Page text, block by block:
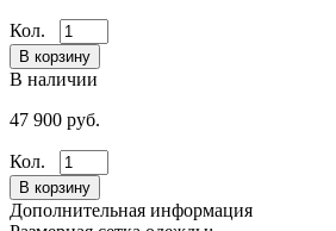
Кол.
В наличии
47 900 руб.
Кол.
Дополнительная информация